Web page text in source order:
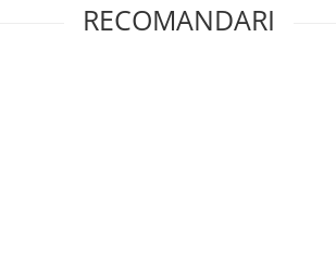
RECOMANDARI